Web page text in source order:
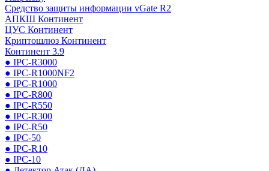
Средство защиты информации vGate R2
АПКШ Континент
ЦУС Континент
Криптошлюз Континент
Континент 3.9
● IPC-R3000
● IPC-R1000NF2
● IPC-R1000
● IPC-R800
● IPC-R550
● IPC-R300
● IPC-R50
● IPC-50
● IPC-R10
● IPC-10